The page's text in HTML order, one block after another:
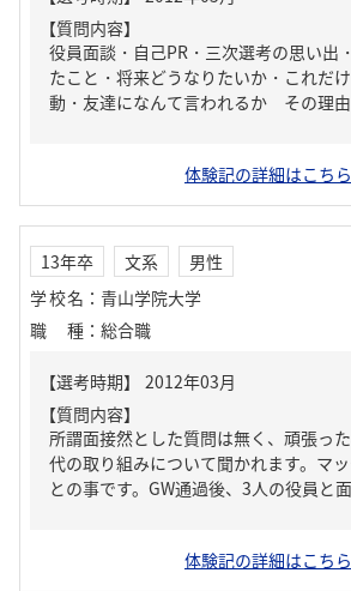
【質問内容】
役員面談・自己PR・三次選考の思い出
たこと・将来どうなりたいか・これだ
動・友達になんて言われるか その理
体験記の詳細はこちら
13年卒 文系
男性
学校名 ： 青山学院大学
職種 ： 総合職
【質問内容】
所謂面接然とした質問は無く、頑張っ
代の取り組みについて聞かれます。マ
との事です。GW通過後、3人の役員と
体験記の詳細はこちら